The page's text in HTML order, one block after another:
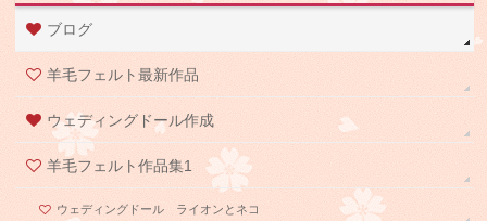
ブログ
羊毛フェルト最新作品
ウェディングドール作成
羊毛フェルト作品集1
ウェディングドール ライオンとネコ